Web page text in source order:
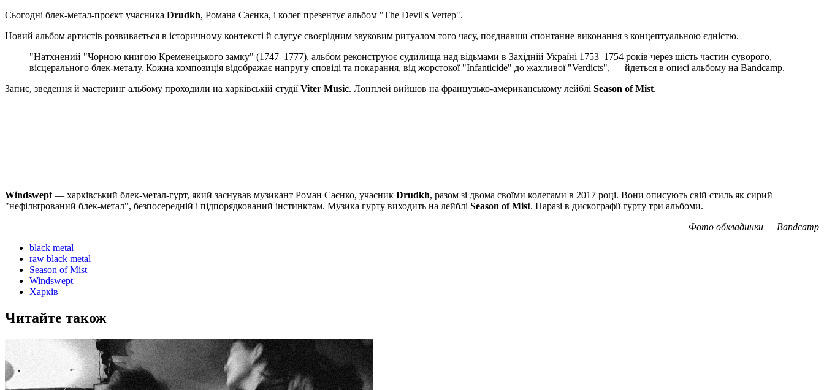
Сьогодні блек-метал-проєкт учасника Drudkh, Романа Саєнка, і колег презентує альбом "The Devil's Vertep".
Новий альбом артистів розвивається в історичному контексті й слугує своєрідним звуковим ритуалом того часу, поєднавши спонтанне виконання з концептуальною єдністю.
"Натхнений "Чорною книгою Кременецького замку" (1747–1777), альбом реконструює судилища над відьмами в Західній Україні 1753–1754 років через шість частин суворого,
вісцерального блек-металу. Кожна композиція відображає напругу сповіді та покарання, від жорстокої "Infanticide" до жахливої "Verdicts", — йдеться в описі альбому на Bandcamp.
Запис, зведення й мастеринг альбому проходили на харківській студіїViter Music. Лонплей вийшов на французько-американському лейблі Season of Mist.
Windswept — харківський блек-метал-гурт, який заснував музикант Роман Саєнко, учасник Drudkh, разом зі двома своїми колегами в 2017 році. Вони описують свій стиль як сирий
"нефільтрований блек-метал", безпосередній і підпорядкований інстинктам. Музика гурту виходить на лейблі Season of Mist. Наразі в дискографії гурту три альбоми.
Фото обкладинки — Bandcamp
black metal
raw black metal
Season of Mist
Windswept
Харків
Читайте також